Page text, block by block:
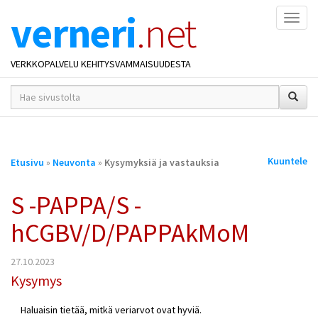
verneri.net
VERKKOPALVELU KEHITYSVAMMAISUUDESTA
hakusana(t)
*
Olet
Etusivu » Neuvonta » Kysymyksiä ja vastauksia Kuuntele
S -PAPPA/S -
hCGBV/D/PAPPAkMoM
27.10.2023
Kysymys
Haluaisin tietää, mitkä veriarvot ovat hyviä.